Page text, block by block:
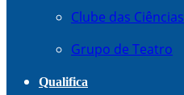
Clube das Ciências
Grupo de Teatro
Qualifica